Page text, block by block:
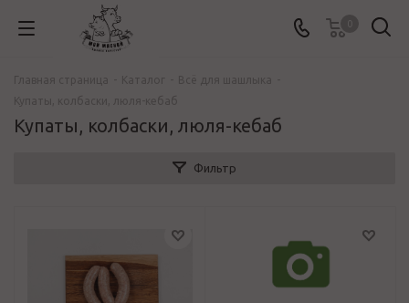
Купаты, колбаски, люля-кебаб
Фильтр